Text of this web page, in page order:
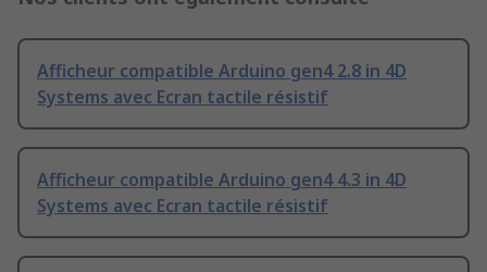
Afficheur compatible Arduino gen4 2.8 in 4D
Systems avec Ecran tactile résistif
Afficheur compatible Arduino gen4 4.3 in 4D
Systems avec Ecran tactile résistif